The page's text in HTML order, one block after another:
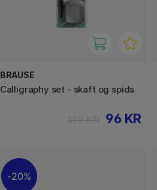
BRAUSE
Calligraphy set - skaft og spids
96 KR
20%